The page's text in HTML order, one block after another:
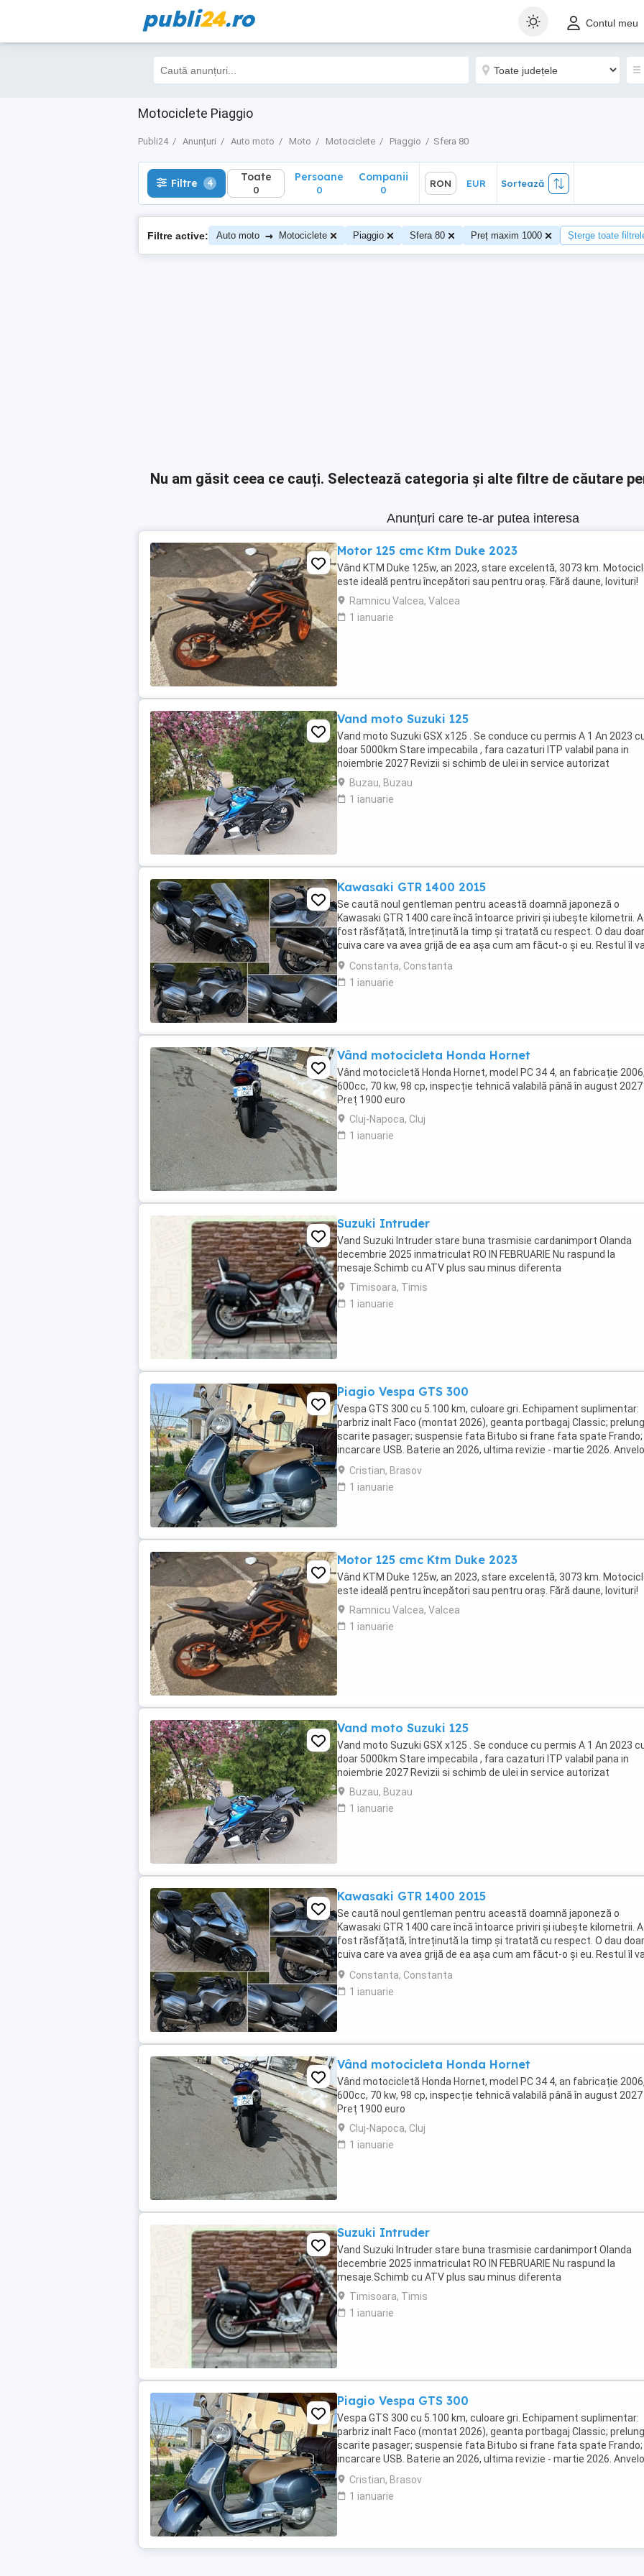
publi24.ro Contul meu
Motociclete Piaggio
Publi24 Anunțuri Auto moto Moto Motociclete Piaggio Sfera 80
Filtre 4 Toate
0
Sortează
Filtre 4 Toate
0
Persoane
0
Companii
0
RON EUR Sortează
Filtre active: Auto moto → Motociclete Piaggio Sfera 80 Preț maxim 1000 Șterge toate
Nu am găsit ceea ce cauți. Selectează categoria și alte filtre de căutare
Anunțuri care te-ar putea interesa
Motor 125 cmc Ktm Duke 2023
Vând KTM Duke 125w, an 2023, stare excelentă, 3073 km.
este ideală pentru începători sau pentru oraș. Fără daune, lovituri!
Ramnicu Valcea, Valcea
1 ianuarie
Vand moto Suzuki 125
Vand moto Suzuki GSX x125 . Se conduce cu permis A 1 An 2023
doar 5000km Stare impecabila , fara cazaturi ITP valabil pana in
noiembrie 2027 Revizii si schimb de ulei in service autorizat
Buzau, Buzau
1 ianuarie
Kawasaki GTR 1400 2015
Se caută noul gentleman pentru această doamnă japoneză o
Kawasaki GTR 1400 care încă întoarce priviri și iubește kilometrii. A
fost răsfățată, întreținută la timp și tratată cu respect. O dau doar
cuiva care va avea grijă de ea așa cum am făcut-o și eu. Restul îl
convinge ea la prima cheie. Vă ...
Constanta, Constanta
1 ianuarie
Vând motocicleta Honda Hornet
Vând motocicletă Honda Hornet, model PC 34 4, an fabricație
600cc, 70 kw, 98 cp, inspecție tehnică valabilă până în august 2027
Preț 1900 euro
Cluj-Napoca, Cluj
1 ianuarie
Suzuki Intruder
Vand Suzuki Intruder stare buna trasmisie cardanimport Olanda
decembrie 2025 inmatriculat RO IN FEBRUARIE Nu raspund la
mesaje.Schimb cu ATV plus sau minus diferenta
Timisoara, Timis
1 ianuarie
Piagio Vespa GTS 300
Vespa GTS 300 cu 5.100 km, culoare gri. Echipament suplimentar:
parbriz inalt Faco (montat 2026), geanta portbagaj Classic;
scarite pasager; suspensie fata Bitubo si frane fata spate Frando;
incarcare USB. Baterie an 2026, ultima revizie - martie 2026.
2024. Itp valabil pana in ...
Cristian, Brasov
1 ianuarie
Motor 125 cmc Ktm Duke 2023
Vând KTM Duke 125w, an 2023, stare excelentă, 3073 km.
este ideală pentru începători sau pentru oraș. Fără daune, lovituri!
Ramnicu Valcea, Valcea
1 ianuarie
Vand moto Suzuki 125
Vand moto Suzuki GSX x125 . Se conduce cu permis A 1 An 2023
doar 5000km Stare impecabila , fara cazaturi ITP valabil pana in
noiembrie 2027 Revizii si schimb de ulei in service autorizat
Buzau, Buzau
1 ianuarie
Kawasaki GTR 1400 2015
Se caută noul gentleman pentru această doamnă japoneză o
Kawasaki GTR 1400 care încă întoarce priviri și iubește kilometrii. A
fost răsfățată, întreținută la timp și tratată cu respect. O dau doar
cuiva care va avea grijă de ea așa cum am făcut-o și eu. Restul îl
convinge ea la prima cheie. Vă ...
Constanta, Constanta
1 ianuarie
Vând motocicleta Honda Hornet
Vând motocicletă Honda Hornet, model PC 34 4, an fabricație
600cc, 70 kw, 98 cp, inspecție tehnică valabilă până în august 2027
Preț 1900 euro
Cluj-Napoca, Cluj
1 ianuarie
Suzuki Intruder
Vand Suzuki Intruder stare buna trasmisie cardanimport Olanda
decembrie 2025 inmatriculat RO IN FEBRUARIE Nu raspund la
mesaje.Schimb cu ATV plus sau minus diferenta
Timisoara, Timis
1 ianuarie
Piagio Vespa GTS 300
Vespa GTS 300 cu 5.100 km, culoare gri. Echipament suplimentar:
parbriz inalt Faco (montat 2026), geanta portbagaj Classic;
scarite pasager; suspensie fata Bitubo si frane fata spate Frando;
incarcare USB. Baterie an 2026, ultima revizie - martie 2026.
2024. Itp valabil pana in ...
Cristian, Brasov
1 ianuarie